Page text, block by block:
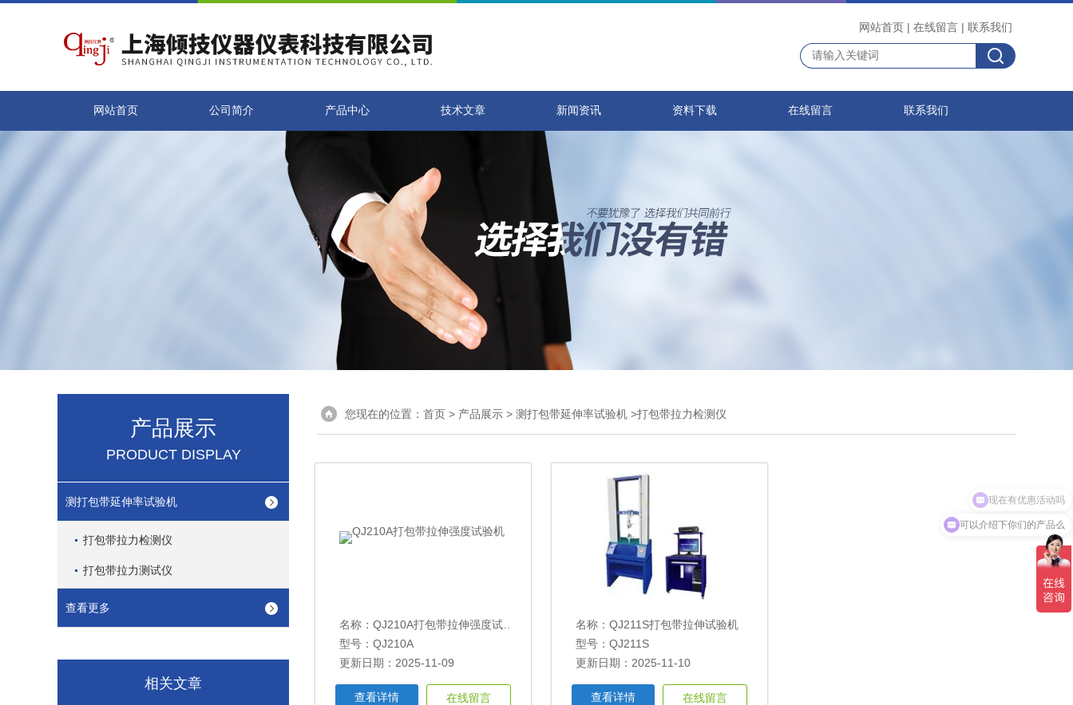
网站首页 | 在线留言 | 联系我们
网站首页 公司简介 产品中心 技术文章 新闻资讯 资料下载 在线留言 联系我们
产品展示
PRODUCT DISPLAY
测打包带延伸率试验机
打包带拉力检测仪
打包带拉力测试仪
查看更多
相关文章
您现在的位置： 首页 > 产品展示 > 测打包带延伸率试验机 >打包带拉力检测仪
名称： QJ210A打包带拉伸强度试验机
型号：QJ210A
更新日期：2025-11-09
查看详情 在线留言
名称： QJ211S打包带拉伸试验机
型号：QJ211S
更新日期：2025-11-10
查看详情 在线留言
可以介绍下你们的产品么